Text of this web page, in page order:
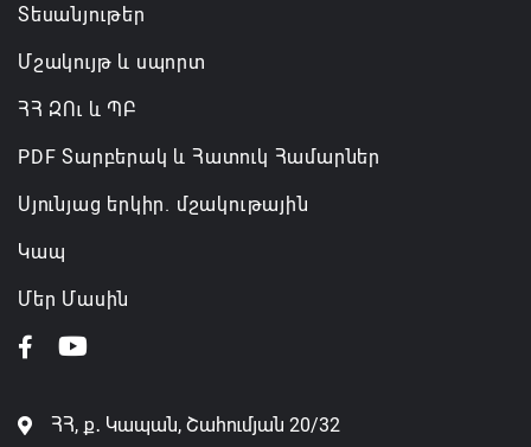
Տեսանյութեր
Մշակույթ և սպորտ
ՀՀ ԶՈւ և ՊԲ
PDF Տարբերակ և Հատուկ Համարներ
Սյունյաց երկիր. մշակութային
Կապ
Մեր Մասին
ՀՀ, ք․ Կապան, Շահումյան 20/32